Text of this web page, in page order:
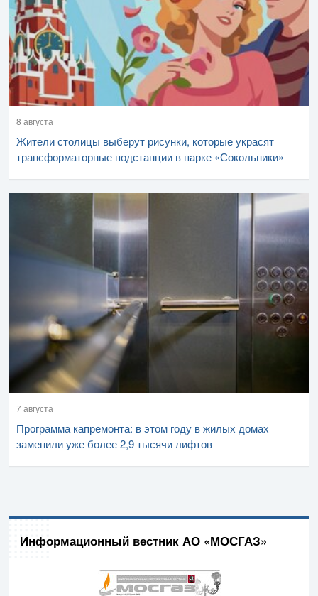
8 августа
Жители столицы выберут рисунки, которые украсят
трансформаторные подстанции в парке «Сокольники»
7 августа
Программа капремонта: в этом году в жилых домах
заменили уже более 2,9 тысячи лифтов
Информационный вестник АО «МОСГАЗ»